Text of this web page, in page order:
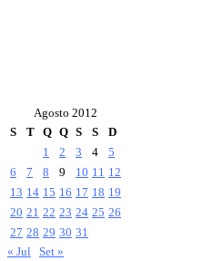
Agosto 2012
S
T Q Q S S
D
1
2 3 4
5
6
7 8 9 10 11 12
13 14 15 16 17 18 19
20 21 22 23 24 25 26
27 28 29 30 31
« Jul
Set »